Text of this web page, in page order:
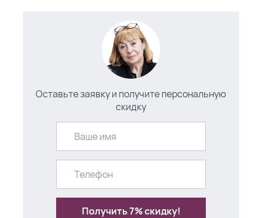
Оставьте заявку и получите персональную
скидку
Получить 7% скидку!